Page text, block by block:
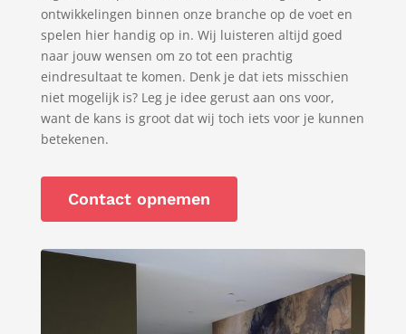
ontwikkelingen binnen onze branche op de voet en
spelen hier handig op in. Wij luisteren altijd goed
naar jouw wensen om zo tot een prachtig
eindresultaat te komen. Denk je dat iets misschien
niet mogelijk is? Leg je idee gerust aan ons voor,
want de kans is groot dat wij toch iets voor je kunnen
betekenen.
Contact opnemen